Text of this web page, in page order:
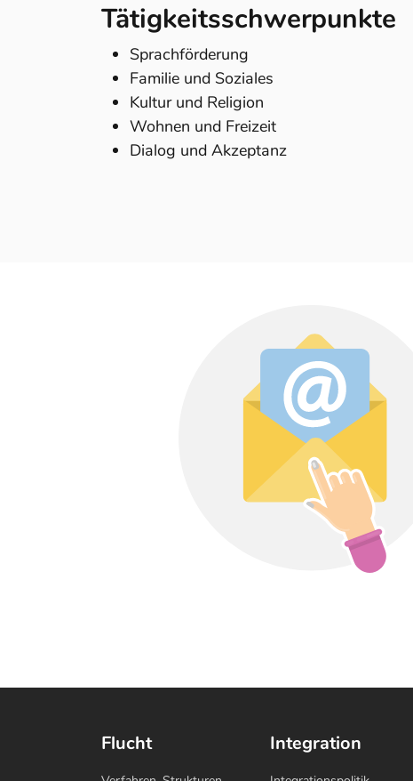
Tätigkeitsschwerpunkte
Sprachförderung
Familie und Soziales
Kultur und Religion
Wohnen und Freizeit
Dialog und Akzeptanz
Flucht Integration